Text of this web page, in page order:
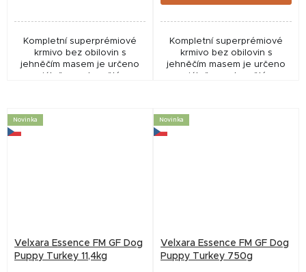
Kompletní superprémiové
krmivo bez obilovin s
jehněčím masem je určeno
speciálně pro dospělé psy
Kompletní superprémiové
krmivo bez obilovin s
jehněčím masem je určeno
speciálně pro dospělé psy
Novinka
Velxara Essence FM GF Dog
Puppy Turkey 11,4kg
Novinka
Velxara Essence FM GF Dog
Puppy Turkey 750g